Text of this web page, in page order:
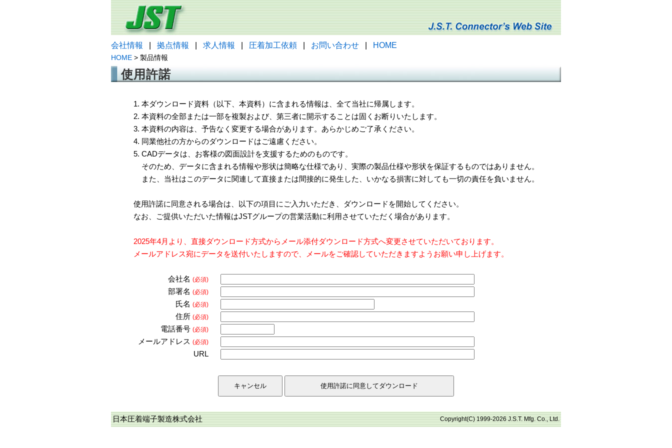
会社情報 拠点情報 求人情報 圧着加工依頼 お問い合わせ HOME
HOME > 製品情報
使用許諾
1. 本ダウンロード資料（以下、本資料）に含まれる情報は、全て当社に帰属します。
2. 本資料の全部または一部を複製および、第三者に開示することは固くお断りいたします。
3. 本資料の内容は、予告なく変更する場合があります。あらかじめご了承ください。
4. 同業他社の方からのダウンロードはご遠慮ください。
5. CADデータは、お客様の図面設計を支援するためのものです。
そのため、データに含まれる情報や形状は簡略な仕様であり、実際の製品仕様や形状を保証するものではありません。
また、当社はこのデータに関連して直接または間接的に発生した、いかなる損害に対しても一切の責任を負いません。
使用許諾に同意される場合は、以下の項目にご入力いただき、ダウンロードを開始してください。
なお、ご提供いただいた情報はJSTグループの営業活動に利用させていただく場合があります。
2025年4月より、直接ダウンロード方式からメール添付ダウンロード方式へ変更させていただいております。
メールアドレス宛にデータを送付いたしますので、メールをご確認していただきますようお願い申し上げます。
会社名 (必須)
部署名 (必須)
氏名 (必須)
住所 (必須)
電話番号 (必須)
メールアドレス (必須)
URL
日本圧着端子製造株式会社 Copyright(C) 1999-2026 J.S.T. Mfg. Co., Ltd.